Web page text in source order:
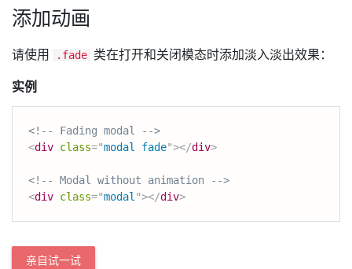
添加动画
请使用 .fade 类在打开和关闭模态时添加淡入淡出效果：
实例
<!-- Fading modal -->
<div class="modal fade"></div>
<!-- Modal without animation -->
<div class="modal "></div>
亲自试一试